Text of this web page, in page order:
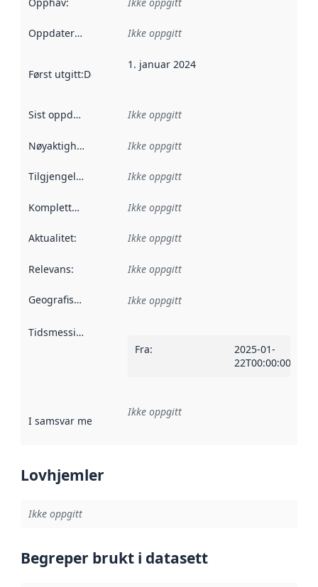
Oppdateringsfrekvens :
Ikke oppgitt
Først utgitt:Denne datoen sier når dataene i dette
1. januar 2024
Sist oppdatert Ikke oppgitt
Nøyaktighet Ikke oppgitt
Tilgjengelighet Ikke oppgitt
Kompletthet Ikke oppgitt
Aktualitet: Ikke oppgitt
Relevans: Ikke oppgitt
Geografisk avgrensning :
Ikke oppgitt
Tidsmessig avgrensning
Fra:
2025-01-
22T00:00:00Z
I samsvar med Referanse til en implementasjonsregel
Ikke oppgitt
Lovhjemler
Ikke oppgitt
Begreper brukt i datasett